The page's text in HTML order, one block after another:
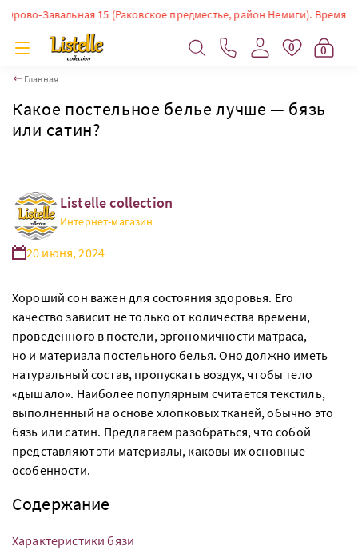
15 (Раковское предместье, район Немиги). Время работы:
0 0
Главная
Какое постельное белье лучше — бязь
или сатин?
Listelle collection
Интернет-магазин
20 июня, 2024
Хороший сон важен для состояния здоровья. Его
качество зависит не только от количества времени,
проведенного в постели, эргономичности матраса,
но и материала постельного белья. Оно должно иметь
натуральный состав, пропускать воздух, чтобы тело
«дышало». Наиболее популярным считается текстиль,
выполненный на основе хлопковых тканей, обычно это
бязь или сатин. Предлагаем разобраться, что собой
представляют эти материалы, каковы их основные
особенности.
Содержание
Характеристики бязи